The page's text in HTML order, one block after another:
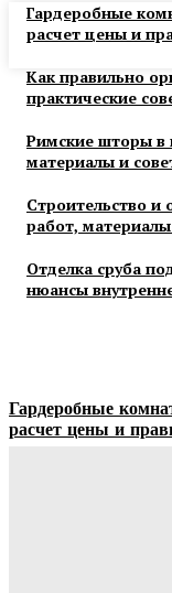
Гардеробные
расчет цены и
Как правильно
практические
Римские шторы в
материалы и
Строительство и
работ,
Отделка сруба
нюансы
Гардеробные
расчет цены и